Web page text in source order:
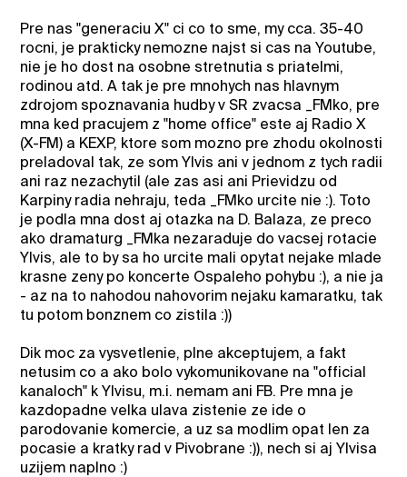
Pre nas "generaciu X" ci co to sme, my cca. 35-40
rocni, je prakticky nemozne najst si cas na Youtube,
nie je ho dost na osobne stretnutia s priatelmi,
rodinou atd. A tak je pre mnohych nas hlavnym
zdrojom spoznavania hudby v SR zvacsa _FMko, pre
mna ked pracujem z "home office" este aj Radio X
(X-FM) a KEXP, ktore som mozno pre zhodu okolnosti
preladoval tak, ze som Ylvis ani v jednom z tych radii
ani raz nezachytil (ale zas asi ani Prievidzu od
Karpiny radia nehraju, teda _FMko urcite nie :). Toto
je podla mna dost aj otazka na D. Balaza, ze preco
ako dramaturg _FMka nezaraduje do vacsej rotacie
Ylvis, ale to by sa ho urcite mali opytat nejake mlade
krasne zeny po koncerte Ospaleho pohybu :), a nie ja
- az na to nahodou nahovorim nejaku kamaratku, tak
tu potom bonznem co zistila :))
Dik moc za vysvetlenie, plne akceptujem, a fakt
netusim co a ako bolo vykomunikovane na "official
kanaloch" k Ylvisu, m.i. nemam ani FB. Pre mna je
kazdopadne velka ulava zistenie ze ide o
parodovanie komercie, a uz sa modlim opat len za
pocasie a kratky rad v Pivobrane :)), nech si aj Ylvisa
uzijem naplno :)